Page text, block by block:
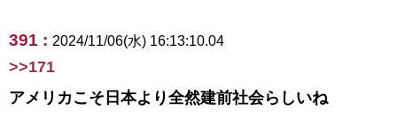
391 : 2024/11/06(水) 16:13:10.04
>>171
アメリカこそ日本より全然建前社会らしいね